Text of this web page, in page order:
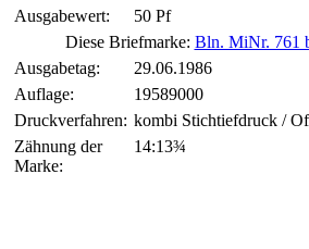
Ausgabewert:
50 Pf
Diese Briefmarke: Bln. MiNr. 761
Ausgabetag:
29.06.1986
Auflage:
19589000
Druckverfahren: kombi Stichtiefdruck /
Zähnung der
Marke:
14:13¾